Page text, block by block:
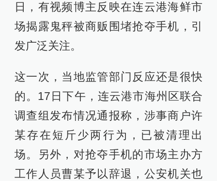
日，有视频博主反映在连云港海鲜市
场揭露鬼秤被商贩围堵抢夺手机，引
发广泛关注。
这一次，当地监管部门反应还是很快
的。17日下午，连云港市海州区联合
调查组发布情况通报称，涉事商户许
某存在短斤少两行为，已被清理出
场。另外，对抢夺手机的市场主办方
工作人员曹某予以辞退，公安机关也